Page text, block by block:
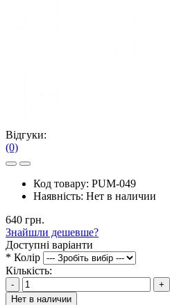
Відгуки:
(0)
Код товару: PUM-049
Наявність: Нет в наличии
640 грн.
Знайшли дешевше?
Доступні варіанти
* Колір
Кількість:
-
+
Нет в наличии